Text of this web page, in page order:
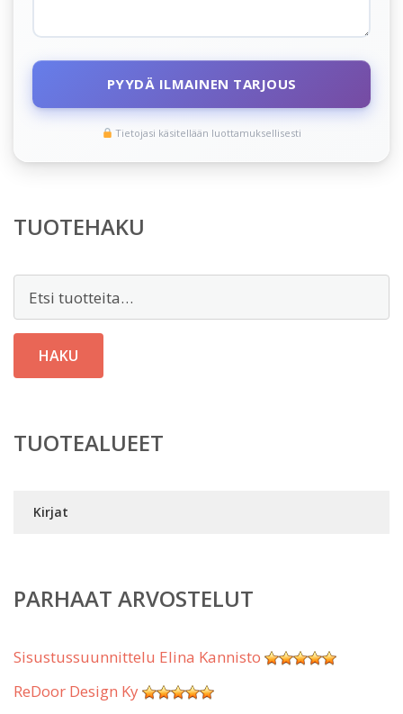
PYYDÄ ILMAINEN TARJOUS
Tietojasi käsitellään luottamuksellisesti
TUOTEHAKU
HAKU
TUOTEALUEET
Kirjat
PARHAAT ARVOSTELUT
Sisustussuunnittelu Elina Kannisto
ReDoor Design Ky